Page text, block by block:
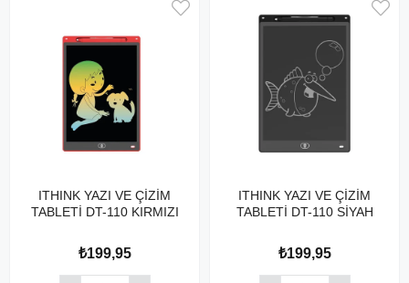
ITHINK YAZI VE ÇİZİM
TABLETİ DT-110 KIRMIZI
₺199,95
ITHINK YAZI VE ÇİZİM
TABLETİ DT-110 SİYAH
₺199,95